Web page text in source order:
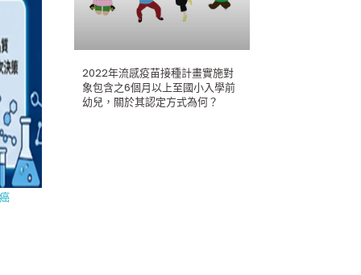
2022年流感疫苗接種計畫實施對
象包含之6個月以上至國小入學前
幼兒，關於其認定方式為何？